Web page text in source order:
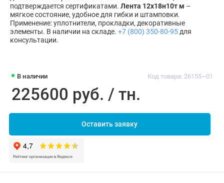
В наличии Код товара: 26155~01
225600 руб. / тн.
Оставить заявку
подтверждается сертификатами. Лента 12х18н10т м –
мягкое состояние, удобное для гибки и штамповки.
Применение: уплотнители, прокладки, декоративные
элементы. В наличии на складе. +7 (800) 350-80-95для
консультации.